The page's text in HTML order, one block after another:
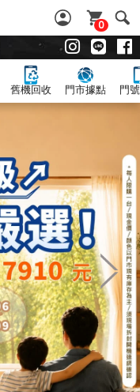
0
舊機回收 門市據點 門